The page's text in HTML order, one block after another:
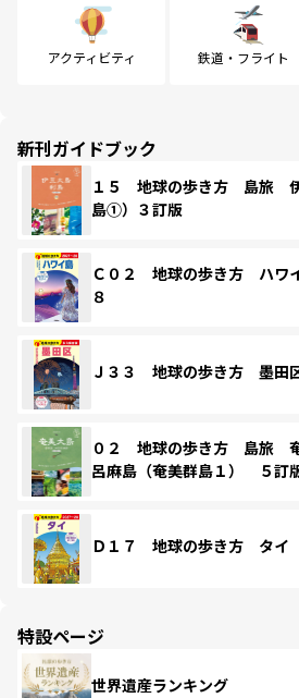
アクティビティ 鉄道・フライト
新刊ガイドブック
１５ 地球の歩き方 島旅
島①）３訂版
Ｃ０２ 地球の歩き方 ハワ
８
Ｊ３３ 地球の歩き方 墨田
０２ 地球の歩き方 島旅
呂麻島（奄美群島１） ５訂
Ｄ１７ 地球の歩き方 タイ
特設ページ
世界遺産ランキング